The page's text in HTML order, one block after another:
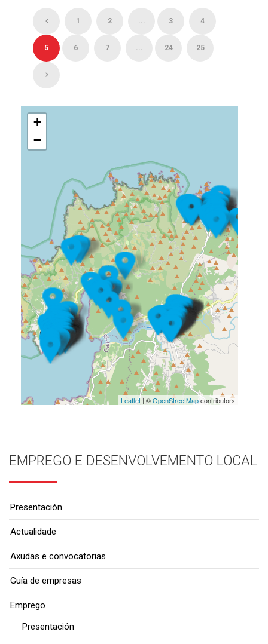
1 2 ... 3 4
5 6 7 ... 24 25
+
−
Leaflet| ©OpenStreetMapcontributors
EMPREGO E DESENVOLVEMENTO LOCAL
Presentación
Actualidade
Axudas e convocatorias
Guía de empresas
Emprego
Presentación